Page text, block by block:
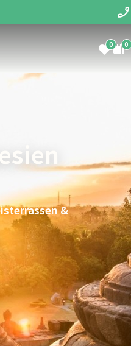
0 0
&